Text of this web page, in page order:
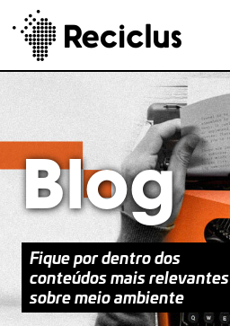
Blog
Fique por dentro dos
conteúdos mais relevantes
sobre meio ambiente